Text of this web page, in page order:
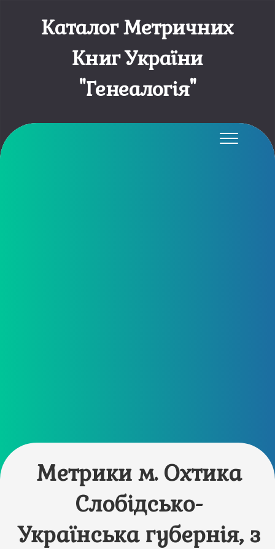
Каталог Метричних
Книг України
"Генеалогія"
Метрики м. Охтика
Слобідсько-
Українська губернія, з